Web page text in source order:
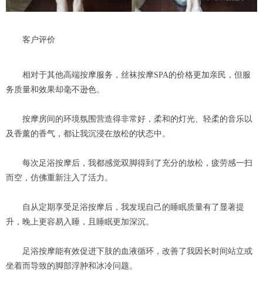
客户评价
相对于其他高端按摩服务，丝袜按摩SPA的价格更加亲民，但服
务质量和效果却毫不逊色。
按摩房间的环境氛围营造得非常好，柔和的灯光、轻柔的音乐以
及香薰的香气，都让我沉浸在放松的状态中。
每次足浴按摩后，我都感觉双脚得到了充分的放松，疲劳感一扫
而空，仿佛重新注入了活力。
自从定期享受足浴按摩后，我发现自己的睡眠质量有了显著提
升，晚上更容易入睡，且睡眠更加深沉。
足浴按摩能有效促进下肢的血液循环，改善了我因长时间站立或
坐着而导致的脚部浮肿和冰冷问题。